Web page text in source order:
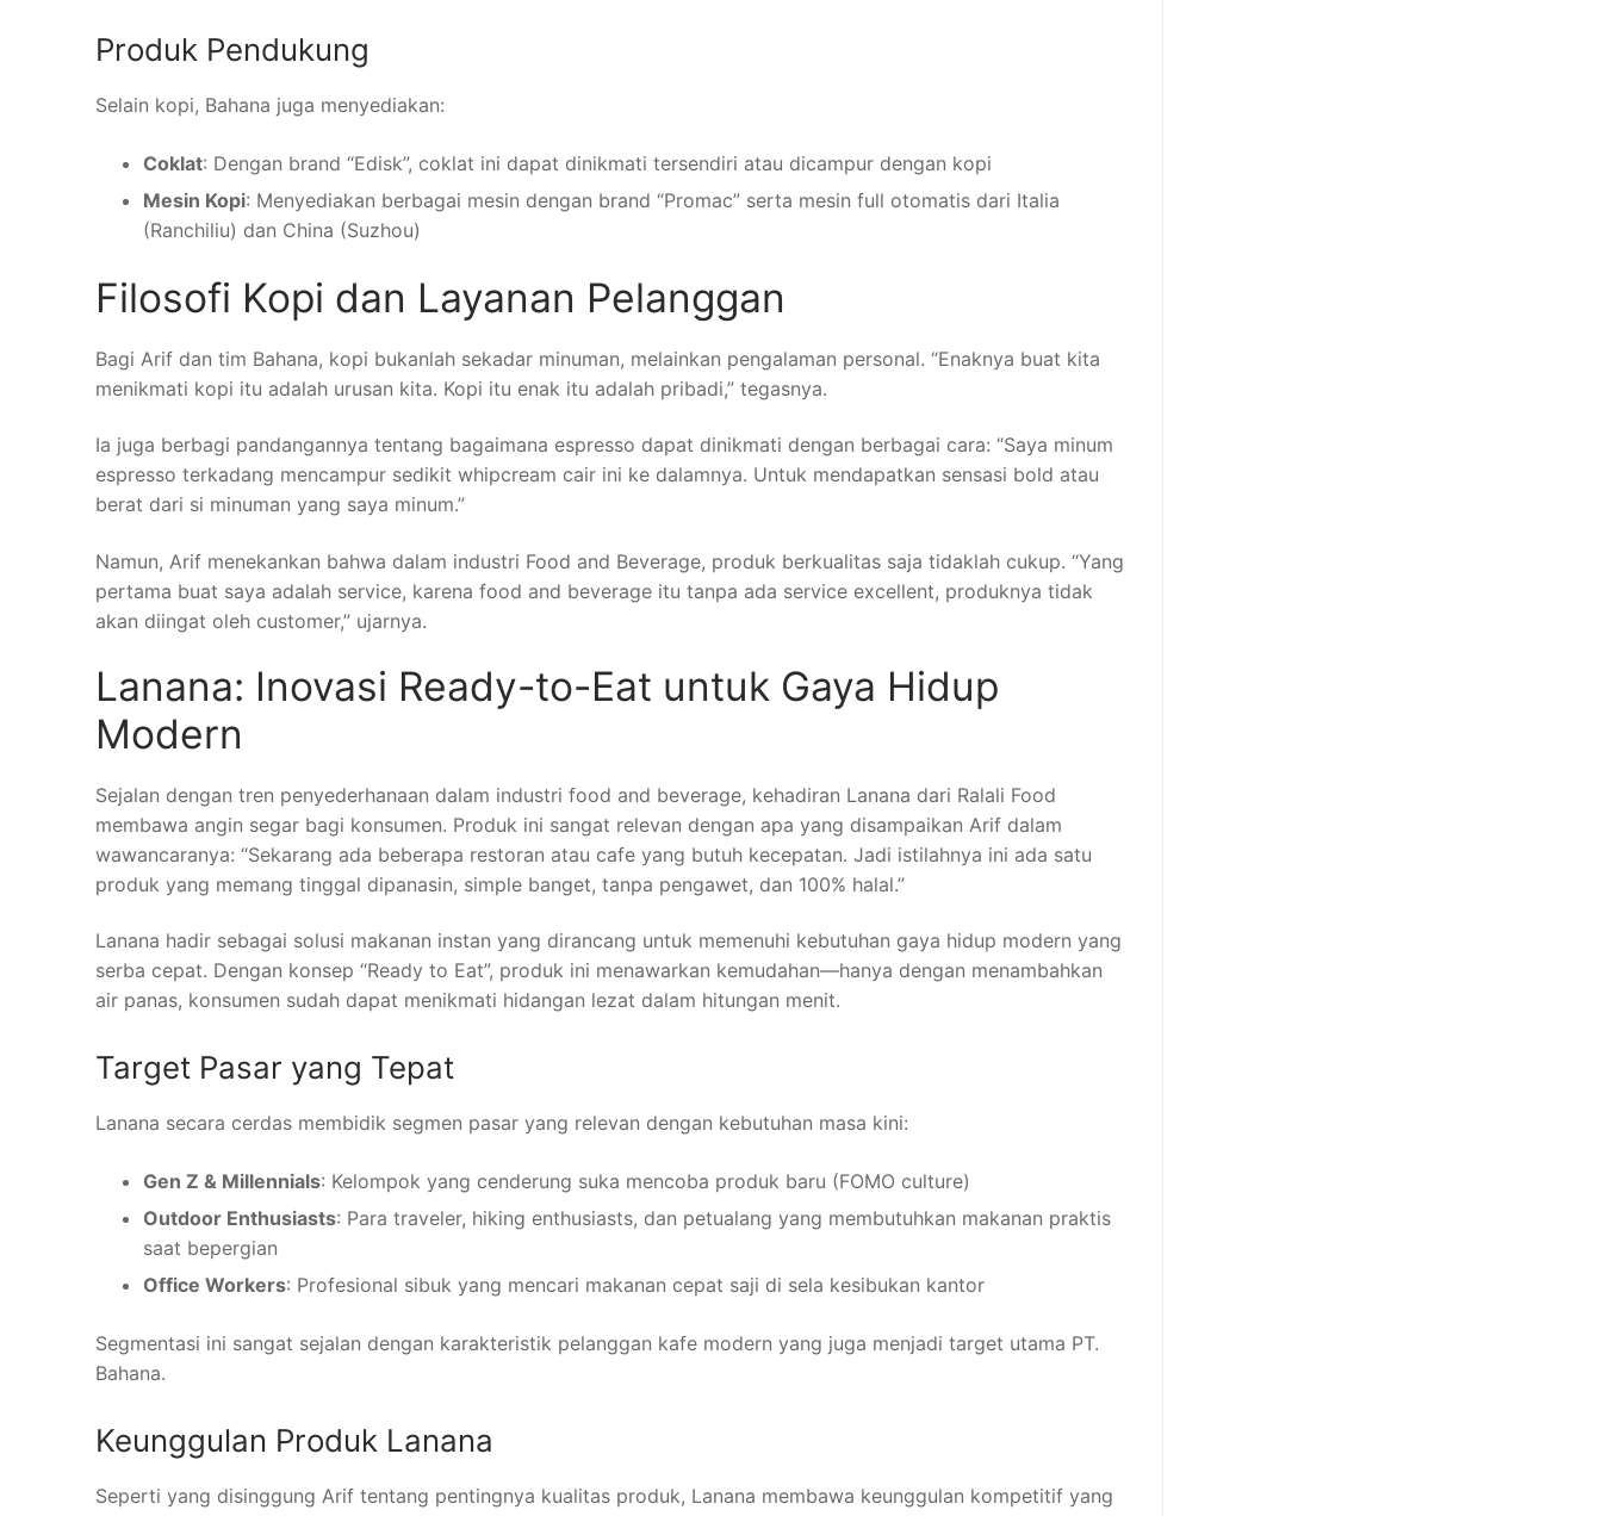
Produk Pendukung
Selain kopi, Bahana juga menyediakan:
Coklat: Dengan brand “Edisk”, coklat ini dapat dinikmati tersendiri atau dicampur dengan kopi
Mesin Kopi: Menyediakan berbagai mesin dengan brand “Promac” serta mesin full otomatis dari Italia
(Ranchiliu) dan China (Suzhou)
Filosofi Kopi dan Layanan Pelanggan
Bagi Arif dan tim Bahana, kopi bukanlah sekadar minuman, melainkan pengalaman personal. “Enaknya buat kita
menikmati kopi itu adalah urusan kita. Kopi itu enak itu adalah pribadi,” tegasnya.
Ia juga berbagi pandangannya tentang bagaimana espresso dapat dinikmati dengan berbagai cara: “Saya minum
espresso terkadang mencampur sedikit whipcream cair ini ke dalamnya. Untuk mendapatkan sensasi bold atau
berat dari si minuman yang saya minum.”
Namun, Arif menekankan bahwa dalam industri Food and Beverage, produk berkualitas saja tidaklah cukup. “Yang
pertama buat saya adalah service, karena food and beverage itu tanpa ada service excellent, produknya tidak
akan diingat oleh customer,” ujarnya.
Lanana: Inovasi Ready-to-Eat untuk Gaya Hidup
Modern
Sejalan dengan tren penyederhanaan dalam industri food and beverage, kehadiran Lanana dari Ralali Food
membawa angin segar bagi konsumen. Produk ini sangat relevan dengan apa yang disampaikan Arif dalam
wawancaranya: “Sekarang ada beberapa restoran atau cafe yang butuh kecepatan. Jadi istilahnya ini ada satu
produk yang memang tinggal dipanasin, simple banget, tanpa pengawet, dan 100% halal.”
Lanana hadir sebagai solusi makanan instan yang dirancang untuk memenuhi kebutuhan gaya hidup modern yang
serba cepat. Dengan konsep “Ready to Eat”, produk ini menawarkan kemudahan—hanya dengan menambahkan
air panas, konsumen sudah dapat menikmati hidangan lezat dalam hitungan menit.
Target Pasar yang Tepat
Lanana secara cerdas membidik segmen pasar yang relevan dengan kebutuhan masa kini:
Gen Z & Millennials: Kelompok yang cenderung suka mencoba produk baru (FOMO culture)
Outdoor Enthusiasts: Para traveler, hiking enthusiasts, dan petualang yang membutuhkan makanan praktis
saat bepergian
Office Workers: Profesional sibuk yang mencari makanan cepat saji di sela kesibukan kantor
Segmentasi ini sangat sejalan dengan karakteristik pelanggan kafe modern yang juga menjadi target utama PT.
Bahana.
Keunggulan Produk Lanana
Seperti yang disinggung Arif tentang pentingnya kualitas produk, Lanana membawa keunggulan kompetitif yang